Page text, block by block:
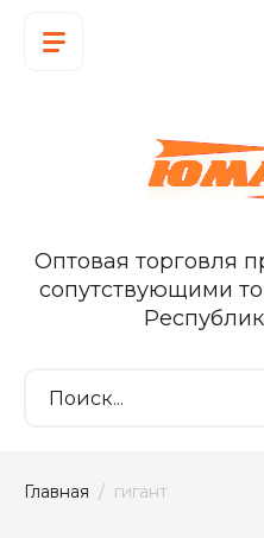
Оптовая торговля
сопутствующими
Главная /  гигант